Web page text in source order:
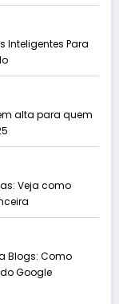
Inteligentes Para
alta para quem
Veja como
Blogs: Como
Google